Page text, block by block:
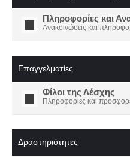
Πληροφορίες και
Ανακοινώσεις και
Επαγγελματίες
Φίλοι της Λέσχης
Πληροφορίες και
Δραστηριότητες